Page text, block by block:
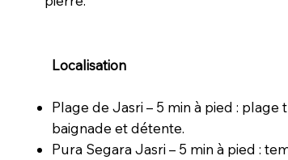
Localisation
Plage de Jasri – 5 min à pied :
baignade et détente.
Pura Segara Jasri – 5 min à pied :